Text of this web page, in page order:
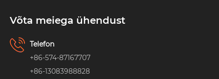
Võta meiega ühendust
Telefon
+86-574-87167707
+86-13083988828